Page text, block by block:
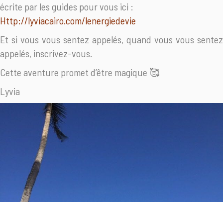
écrite par les guides pour vous ici :
Http://lyviacairo.com/lenergiedevie
Et si vous vous sentez appelés, quand vous vous sentez
appelés, inscrivez-vous.
Cette aventure promet d’être magique 🥰
Lyvia